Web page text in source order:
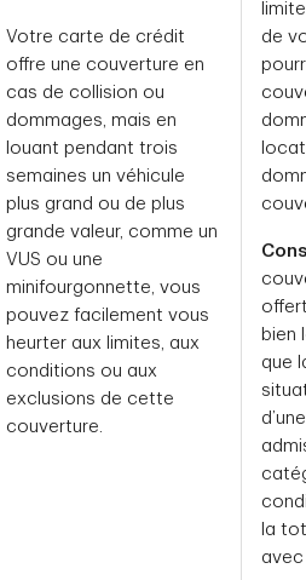
Votre carte de crédit
offre une couverture en
cas de collision ou
dommages, mais en
louant pendant trois
semaines un véhicule
plus grand ou de plus
grande valeur, comme un
VUS ou une
minifourgonnette, vous
pouvez facilement vous
heurter aux limites, aux
conditions ou aux
exclusions de cette
couverture.
de
bien
que
la